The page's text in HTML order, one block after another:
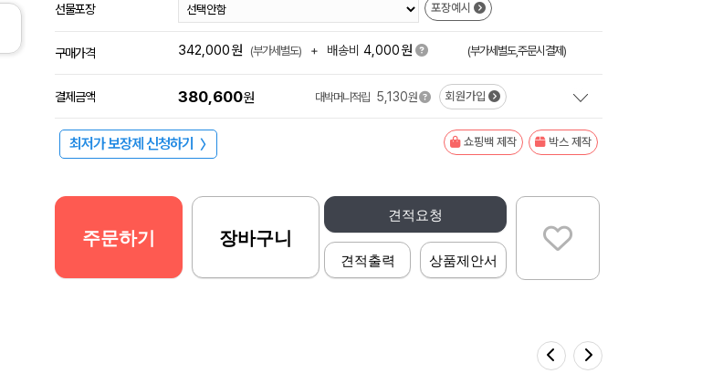
선물포장 포장예시
구매가격 342,000원 (부가세별도) + 배송비 4,000원 (부가세별도,주문시결제)
결제금액 380,600원 대박머니적립 5,130원 회원가입
최저가 보장제 신청하기 〉 쇼핑백 제작 박스 제작
견적요청
견적출력 상품제안서
주문하기 장바구니